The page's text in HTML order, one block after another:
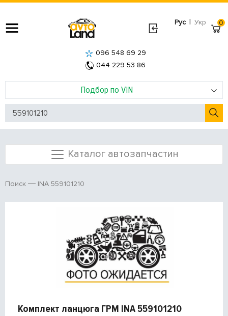
Рус | Укр
Подбор по VIN
096 548 69 29
044 229 53 86
0
Каталог автозапчастин
Поиск INA 559101210
Комплект ланцюга ГРМ INA 559101210